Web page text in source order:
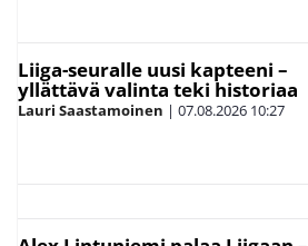
Liiga-seuralle uusi kapteeni –
yllättävä valinta teki historiaa
Lauri Saastamoinen | 07.08.2026 10:27